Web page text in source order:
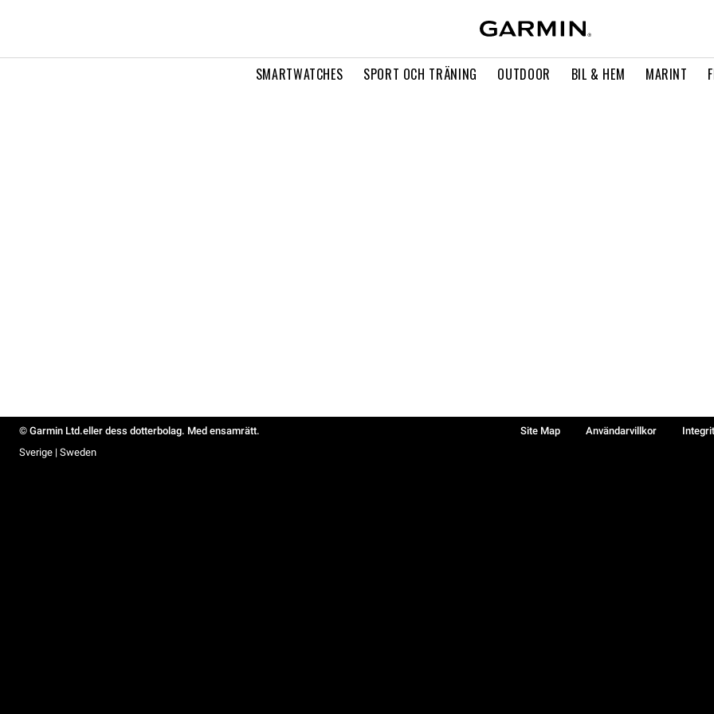
SMARTWATCHES SPORT OCH TRÄNING OUTDOOR BIL & HEM MARINT
© Garmin Ltd.eller dess dotterbolag. Med ensamrätt. Site Map Användarvillkor
Sverige | Sweden